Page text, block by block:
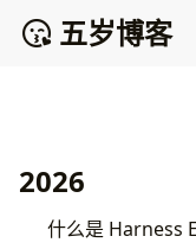
五岁博客
2026